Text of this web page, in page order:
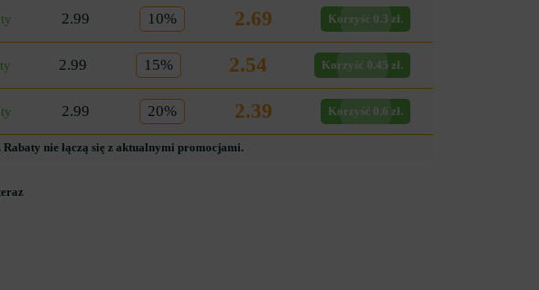
2.99 10% 2.69 Korzyść 0.3 zł.
2.99 15% 2.54 Korzyść 0.45 zł.
2.99 20% 2.39 Korzyść 0.6 zł.
nie łączą się z aktualnymi promocjami.